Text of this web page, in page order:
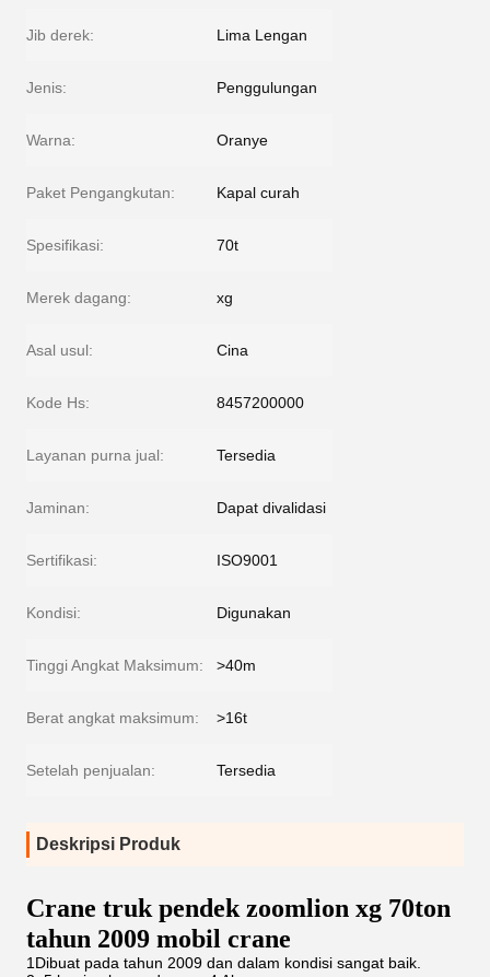
Jib derek: Lima Lengan
Jenis: Penggulungan
Warna: Oranye
Paket Pengangkutan: Kapal curah
Spesifikasi: 70t
Merek dagang: xg
Asal usul: Cina
Kode Hs: 8457200000
Layanan purna jual: Tersedia
Jaminan: Dapat divalidasi
Sertifikasi: ISO9001
Kondisi: Digunakan
Tinggi Angkat Maksimum: >40m
Berat angkat maksimum: >16t
Setelah penjualan: Tersedia
Deskripsi Produk
Crane truk pendek zoomlion xg 70ton
tahun 2009 mobil crane
1Dibuat pada tahun 2009 dan dalam kondisi sangat baik.